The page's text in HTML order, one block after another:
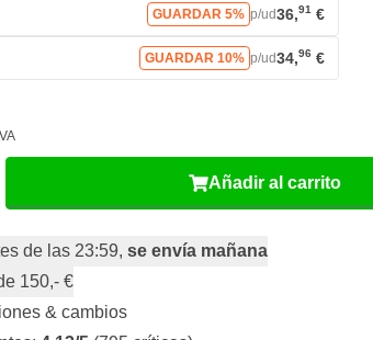
GUARDAR 5% p/ud36,91 €
GUARDAR 10% p/ud34,96 €
Añadir al carrito
de las 23:59, se envía mañana
150,- €
& cambios